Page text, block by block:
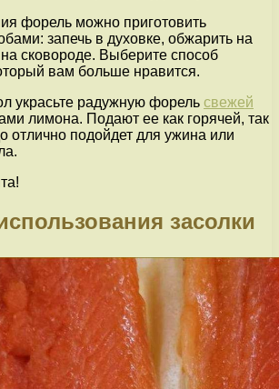
форель можно приготовить
запечь в духовке, обжарить на
сковороде. Выберите способ
вам больше нравится.
украсьте радужную форель свежей
лимона. Подают ее как горячей, так
отлично подойдет для ужина или
засолки